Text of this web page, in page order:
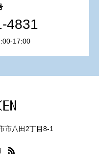
4831
17:00
市八田2丁目8‐1